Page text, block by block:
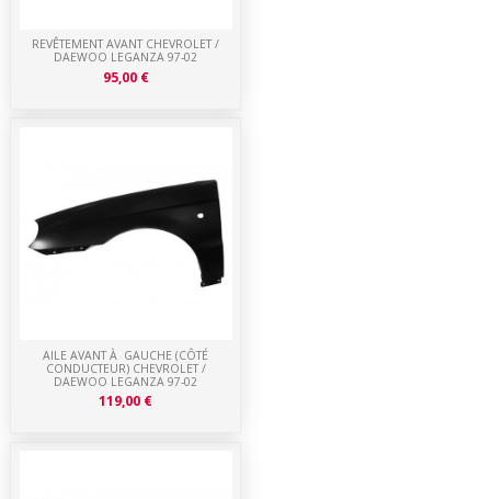
AILE AVANT À GAUCHE (CÔTÉ
CONDUCTEUR) CHEVROLET /
DAEWOO LEGANZA 97-02
119,00 €
REVÊTEMENT AVANT CHEVROLET /
DAEWOO LEGANZA 97-02
95,00 €